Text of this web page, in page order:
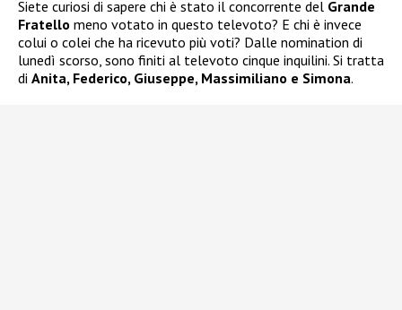
Siete curiosi di sapere chi è stato il concorrente del Grande
Fratello meno votato in questo televoto? E chi è invece
colui o colei che ha ricevuto più voti? Dalle nomination di
lunedì scorso, sono finiti al televoto cinque inquilini. Si tratta
di Anita, Federico, Giuseppe, Massimiliano e Simona.